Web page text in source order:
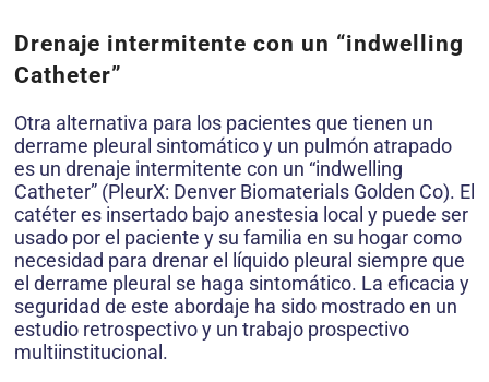
Drenaje intermitente con un “indwelling
Catheter”
Otra alternativa para los pacientes que tienen un
derrame pleural sintomático y un pulmón atrapado
es un drenaje intermitente con un “indwelling
Catheter” (PleurX: Denver Biomaterials Golden Co). El
catéter es insertado bajo anestesia local y puede ser
usado por el paciente y su familia en su hogar como
necesidad para drenar el líquido pleural siempre que
el derrame pleural se haga sintomático. La eficacia y
seguridad de este abordaje ha sido mostrado en un
estudio retrospectivo y un trabajo prospectivo
multiinstitucional.